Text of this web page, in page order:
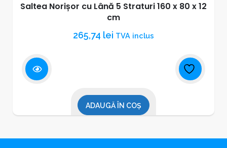
Saltea Norișor cu Lână 5 Straturi 160 x 80 x 12
cm
265,74 lei TVA inclus
ADAUGĂ ÎN COȘ